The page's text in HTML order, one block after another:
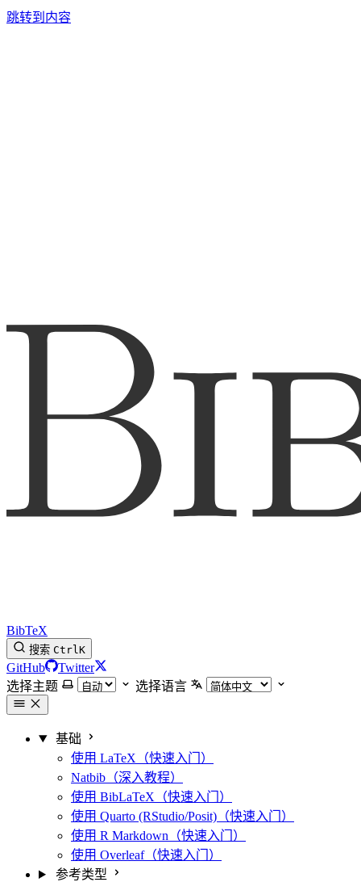
跳转到内容
BibTeX
搜索 CtrlK
GitHub
Twitter
选择主题
选择语言
基础
使用 LaTeX（快速入门）
Natbib（深入教程）
使用 BibLaTeX（快速入门）
使用 Quarto (RStudio/Posit)（快速入门）
使用 R Markdown（快速入门）
使用 Overleaf（快速入门）
参考类型